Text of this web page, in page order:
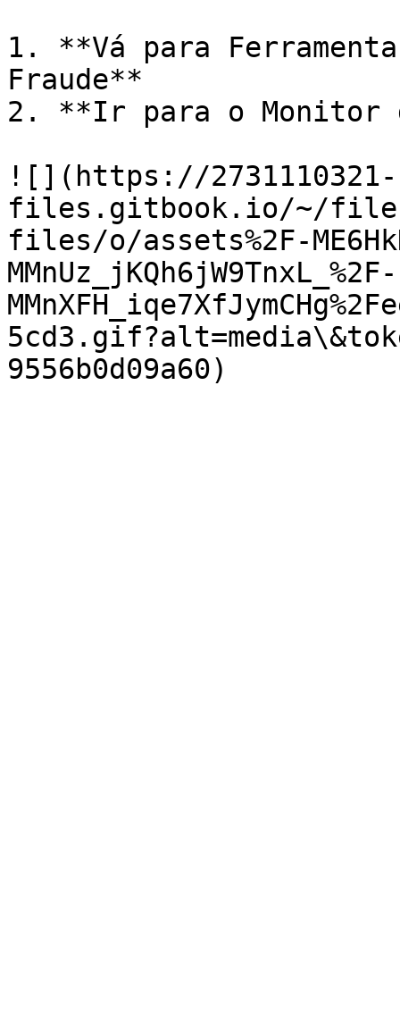
1. **Vá para
Fraude**
2. **Ir para o Monitor
![](https://2731110321-
files.gitbook.io/~/
files/o/assets%2F-
MMnUz_jKQh6jW9TnxL_%2F-